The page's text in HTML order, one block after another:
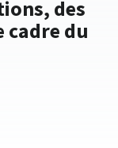
des
cadre du